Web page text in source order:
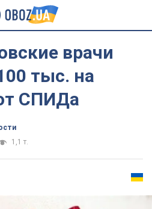
врачи
тыс. на
СПИДа
1,1 т.